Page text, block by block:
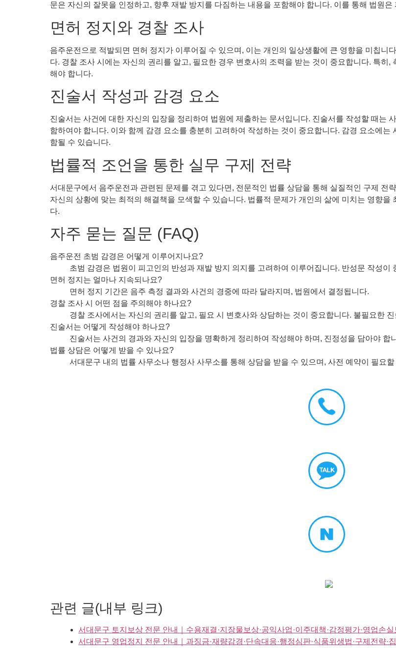
문은 자신의 잘못을 인정하고, 향후 재발 방지를 다짐하는 내용을 포함해야 합니다. 이를 통해 법원
면허 정지와 경찰 조사
음주운전으로 적발되면 면허 정지가 이루어질 수 있으며, 이는 개인의 일상생활에 큰 영향을 미칩니
다. 경찰 조사 시에는 자신의 권리를 알고, 필요한 경우 변호사의 조력을 받는 것이 중요합니다. 특히
해야 합니다.
진술서 작성과 감경 요소
진술서는 사건에 대한 자신의 입장을 정리하여 법원에 제출하는 문서입니다. 진술서를 작성할 때는
함하여야 합니다. 이와 함께 감경 요소를 충분히 고려하여 작성하는 것이 중요합니다. 감경 요소에
함될 수 있습니다.
법률적 조언을 통한 실무 구제 전략
서대문구에서 음주운전과 관련된 문제를 겪고 있다면, 전문적인 법률 상담을 통해 실질적인 구제 전
자신의 상황에 맞는 최적의 해결책을 모색할 수 있습니다. 법률적 문제가 개인의 삶에 미치는 영향
다.
자주 묻는 질문 (FAQ)
음주운전 초범 감경은 어떻게 이루어지나요?
초범 감경은 법원이 피고인의 반성과 재발 방지 의지를 고려하여 이루어집니다. 반성문 작성이
면허 정지는 얼마나 지속되나요?
면허 정지 기간은 음주 측정 결과와 사건의 경중에 따라 달라지며, 법원에서 결정됩니다.
경찰 조사 시 어떤 점을 주의해야 하나요?
경찰 조사에서는 자신의 권리를 알고, 필요 시 변호사와 상담하는 것이 중요합니다. 불필요한
진술서는 어떻게 작성해야 하나요?
진술서는 사건의 경과와 자신의 입장을 명확하게 정리하여 작성해야 하며, 진정성을 담아야 합
법률 상담은 어떻게 받을 수 있나요?
서대문구 내의 법률 사무소나 행정사 사무소를 통해 상담을 받을 수 있으며, 사전 예약이 필요
관련 글(내부 링크)
서대문구 토지보상 전문 안내｜수용재결·지장물보상·공익사업·이주대책·감정평가·영업손
서대문구 영업정지 전문 안내｜과징금·재량감경·단속대응·행정심판·식품위생법·구제전략·